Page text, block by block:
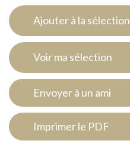
Ajouter à la sélection
Voir ma sélection
Envoyer à un ami
Imprimer le PDF